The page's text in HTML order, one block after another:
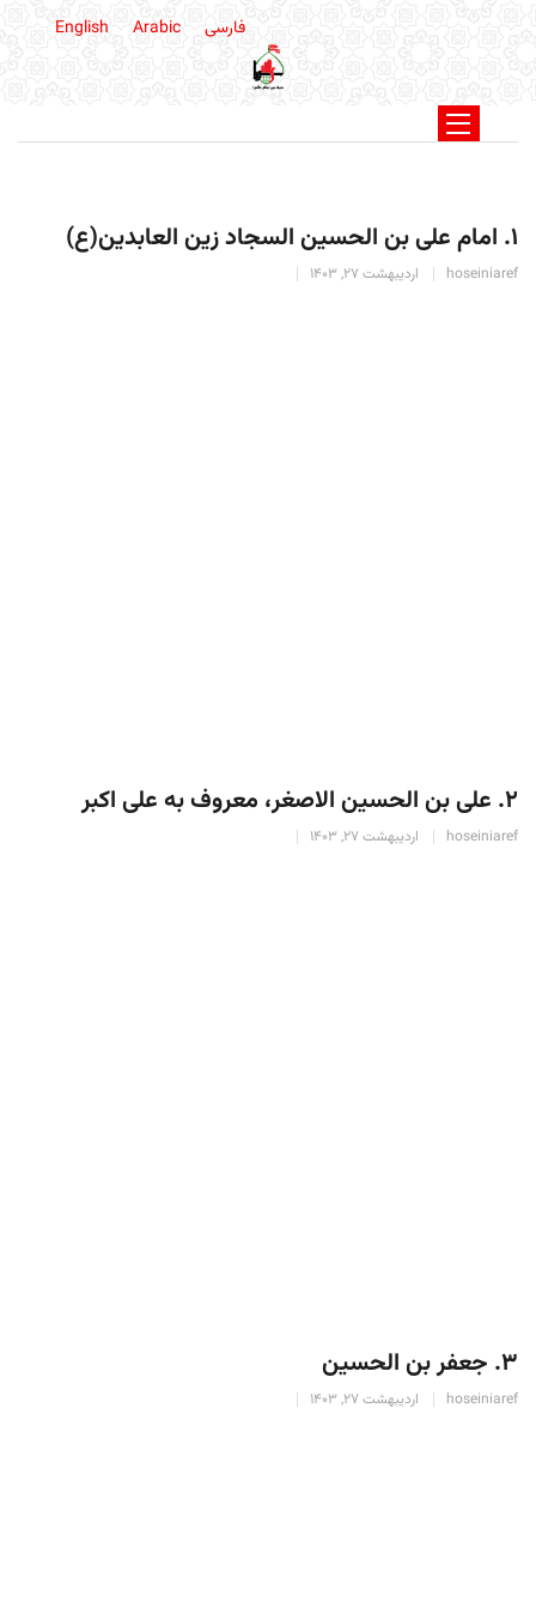
فارسی English Arabic
۱. امام علی بن الحسین السجاد زین العابدین(ع)
hoseiniaref اردیبهشت 27, 1403
۲. علی بن الحسین الاصغر، معروف به علی اکبر
hoseiniaref اردیبهشت 27, 1403
۳. جعفر بن الحسین
hoseiniaref اردیبهشت 27, 1403